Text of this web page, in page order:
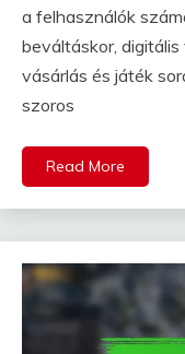
a felhasználók
beváltáskor,
vásárlás és játék
szoros
Read More